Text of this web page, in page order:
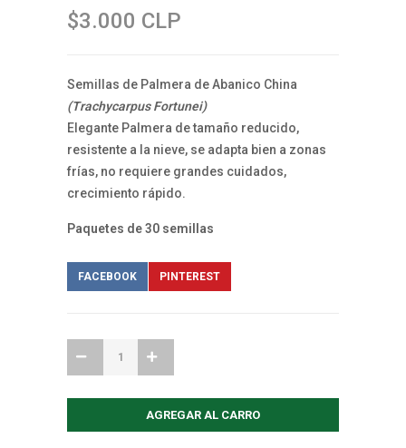
$3.000 CLP
Semillas de Palmera de Abanico China
(Trachycarpus Fortunei)
Elegante Palmera de tamaño reducido,
resistente a la nieve, se adapta bien a zonas
frías, no requiere grandes cuidados,
crecimiento rápido.
Paquetes de 30 semillas
FACEBOOK PINTEREST